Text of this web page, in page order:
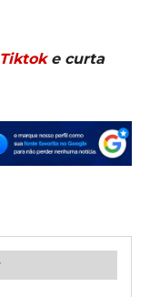
Tiktoke curta